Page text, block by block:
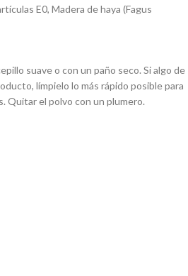
E0, Madera de haya (Fagus
suave o con un paño seco. Si algo de
límpielo lo más rápido posible para
Quitar el polvo con un plumero.